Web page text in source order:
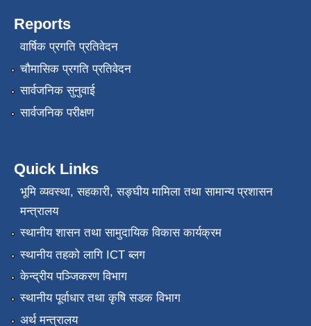
Reports
वार्षिक प्रगति प्रतिवेदन
चौमासिक प्रगति प्रतिवेदन
सार्वजनिक सुनुवाई
सार्वजनिक परीक्षण
Quick Links
भूमि व्यवस्था, सहकारी, सङ्‍घीय मामिला तथा सामान्य प्रशासन
मन्त्रालय
स्थानीय शासन तथा सामुदायिक विकास कार्यक्रम
स्थानीय तहको लागि ICT ब्लग
केन्द्रीय पञ्जिकरण विभाग
स्थानीय पूर्वाधार तथा कृषि सडक विभाग
अर्थ मन्त्रालय